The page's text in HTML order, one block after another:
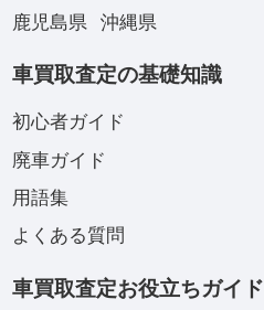
鹿児島県
沖縄県
車買取査定の基礎知識
初心者ガイド
廃車ガイド
用語集
よくある質問
車買取査定お役立ちガイド